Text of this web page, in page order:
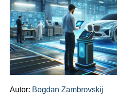
Autor: Bogdan Zambrovskij